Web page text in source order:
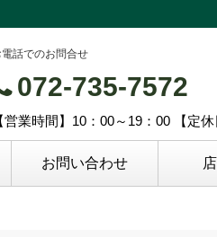
電話でのお問合せ
072-735-7572
営業時間】10：00～19：00 【定
お問い合わせ